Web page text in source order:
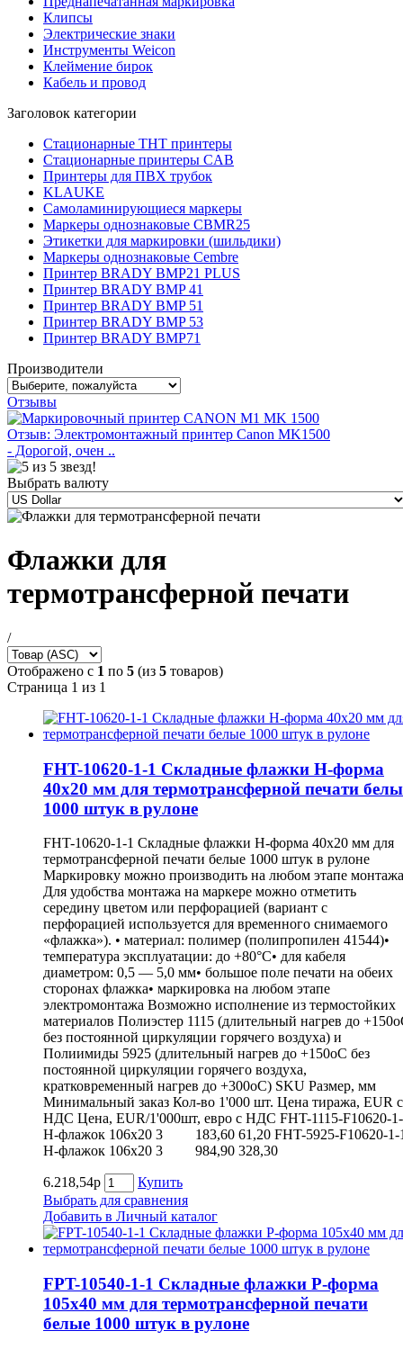
Клипсы
Электрические знаки
Инструменты Weicon
Клеймение бирок
Кабель и провод
Заголовок категории
Стационарные THT принтеры
Стационарные принтеры CAB
Принтеры для ПВХ трубок
KLAUKE
Самоламинирующиеся маркеры
Маркеры однознаковые CBMR25
Этикетки для маркировки (шильдики)
Маркеры однознаковые Cembre
Принтер BRADY BMP21 PLUS
Принтер BRADY BMP 41
Принтер BRADY BMP 51
Принтер BRADY BMP 53
Принтер BRADY BMP71
Производители
Отзывы
Отзыв: Электромонтажный принтер Canon MK1500
- Дорогой, очен ..
Выбрать валюту
Флажки для
термотрансферной печати
/
Отображено с 1 по 5 (из 5 товаров)
Страница 1 из 1
FHT-10620-1-1 Складные флажки H-форма
40х20 мм для термотрансферной печати
1000 штук в рулоне
FHT-10620-1-1 Складные флажки H-форма 40х20 мм для
термотрансферной печати белые 1000 штук в рулоне
Маркировку можно производить на любом этапе
Для удобства монтажа на маркере можно отметить
середину цветом или перфорацией (вариант с
перфорацией используется для временного снимаемого
«флажка»). • материал: полимер (полипропилен 41544)•
температура эксплуатации: до +80°С• для кабеля
диаметром: 0,5 — 5,0 мм• большое поле печати на обеих
сторонах флажка• маркировка на любом этапе
электромонтажа Возможно исполнение из термостойких
материалов Полиэстер 1115 (длительный нагрев до
без постоянной циркуляции горячего воздуха) и
Полиимиды 5925 (длительный нагрев до +150оС без
постоянной циркуляции горячего воздуха,
кратковременный нагрев до +300оС) SKU Размер, мм
Минимальный заказ Кол-во 1'000 шт. Цена тиража, EUR с
НДС Цена, EUR/1'000шт, евро с НДС FHT-1115-F10620-
Н-флажок 106х20 3 183,60 61,20 FHT-5925-F10620-1-
Н-флажок 106х20 3 984,90 328,30
6.218,54р
Купить
Выбрать для сравнения
Добавить в Личный каталог
FPT-10540-1-1 Складные флажки P-форма
105х40 мм для термотрансферной печати
белые 1000 штук в рулоне